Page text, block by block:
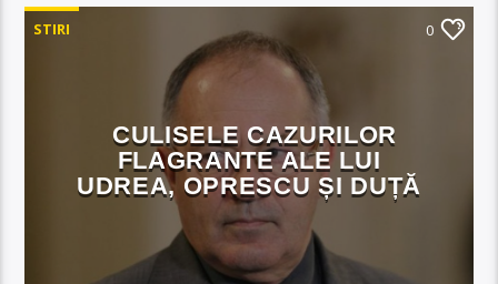
STIRI 0
CULISELE CAZURILOR
FLAGRANTE ALE LUI
UDREA, OPRESCU ȘI DUȚĂ